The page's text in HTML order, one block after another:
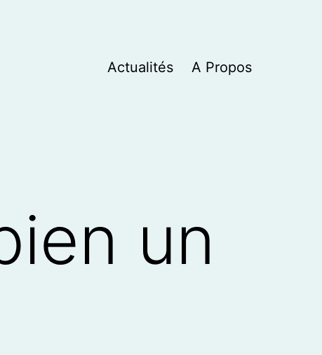
Actualités A Propos
un